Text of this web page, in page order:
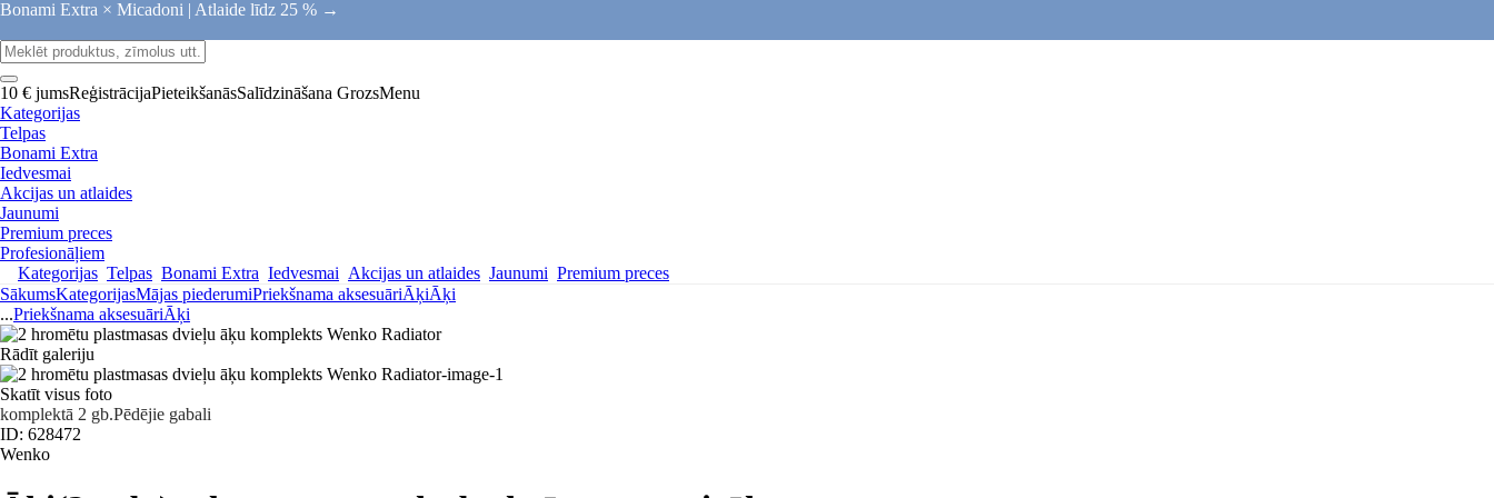
Bonami Extra × Micadoni | Atlaide līdz 25 % →
10 € jumsReģistrācijaPieteikšanāsSalīdzināšana GrozsMenu
Kategorijas
Telpas
Bonami Extra
Iedvesmai
Akcijas un atlaides
Jaunumi
Premium preces
Profesionāļiem
Kategorijas Telpas Bonami Extra Iedvesmai Akcijas un atlaides Jaunumi Premium preces
SākumsKategorijasMājas piederumiPriekšnama aksesuāriĀķiĀķi
...Priekšnama aksesuāriĀķi
Rādīt galeriju
Skatīt visus foto
komplektā 2 gb.Pēdējie gabali
ID: 628472
Wenko